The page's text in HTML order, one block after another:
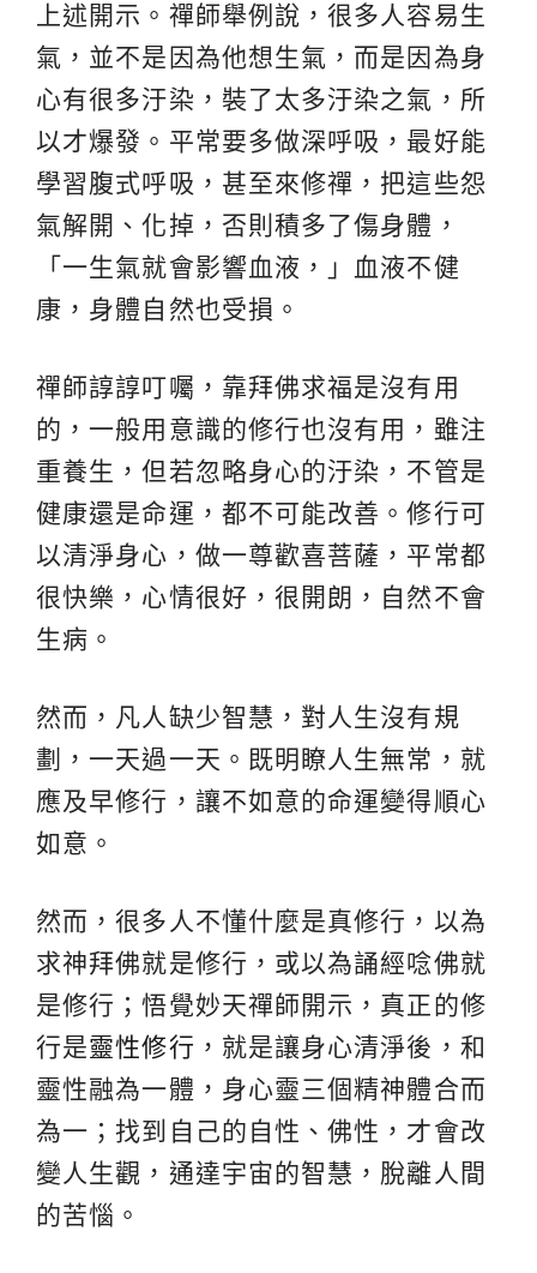
上述開示。禪師舉例說，很多人容易生
氣，並不是因為他想生氣，而是因為身
心有很多汙染，裝了太多汙染之氣，所
以才爆發。平常要多做深呼吸，最好能
學習腹式呼吸，甚至來修禪，把這些怨
氣解開、化掉，否則積多了傷身體，
「一生氣就會影響血液，」血液不健
康，身體自然也受損。
禪師諄諄叮囑，靠拜佛求福是沒有用
的，一般用意識的修行也沒有用，雖注
重養生，但若忽略身心的汙染，不管是
健康還是命運，都不可能改善。修行可
以清淨身心，做一尊歡喜菩薩，平常都
很快樂，心情很好，很開朗，自然不會
生病。
然而，凡人缺少智慧，對人生沒有規
劃，一天過一天。既明瞭人生無常，就
應及早修行，讓不如意的命運變得順心
如意。
然而，很多人不懂什麼是真修行，以為
求神拜佛就是修行，或以為誦經唸佛就
是修行；悟覺妙天禪師開示，真正的修
行是靈性修行 ，就是讓身心清淨後，和
靈性融為一體，身心靈三個精神體合而
為一；找到自己的自性、佛性，才會改
變人生觀，通達宇宙的智慧，脫離人間
的苦惱。